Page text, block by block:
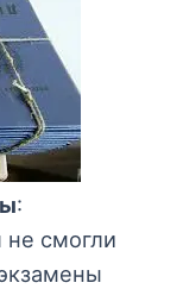
:
смогли